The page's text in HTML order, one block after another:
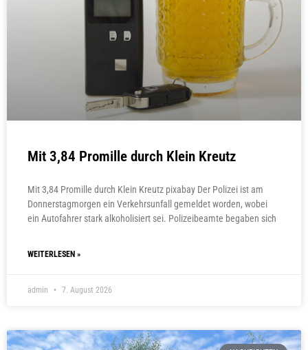
Mit 3,84 Promille durch Klein Kreutz
Mit 3,84 Promille durch Klein Kreutz pixabay Der Polizei ist am
Donnerstagmorgen ein Verkehrsunfall gemeldet worden, wobei
ein Autofahrer stark alkoholisiert sei. Polizeibeamte begaben sich
WEITERLESEN »
admin 7. August 2026